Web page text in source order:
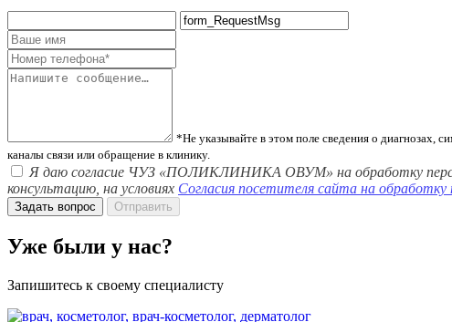
*Не указывайте в этом поле сведения о диагнозах,
каналы связи или обращение в клинику.
Я даю согласие ЧУЗ «ПОЛИКЛИНИКА ОВУМ» на обработку
консультацию, на условиях Согласия посетителя сайта на обработку
Задать вопрос Отправить
Уже были у нас?
Запишитесь к своему специалисту